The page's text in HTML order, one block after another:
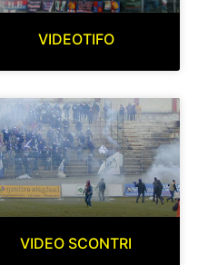
VIDEOTIFO
VIDEO SCONTRI